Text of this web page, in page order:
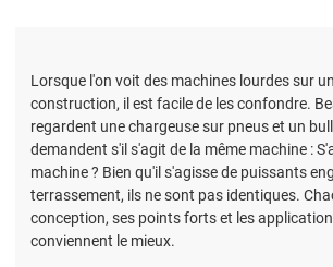
Lorsque l'on voit des machines lourdes sur
construction, il est facile de les confondre.
regardent une chargeuse sur pneus et un
demandent s'il s'agit de la même machine :
machine ? Bien qu'il s'agisse de puissants
terrassement, ils ne sont pas identiques.
conception, ses points forts et les
conviennent le mieux.